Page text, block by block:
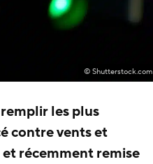
© Shutterstock.com
les plus
contre vents et
récemment remise